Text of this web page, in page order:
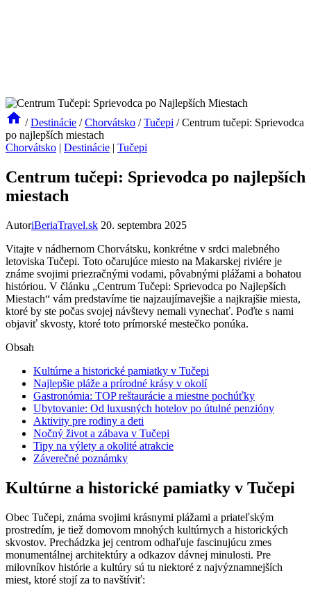
/ Destinácie / Chorvátsko / Tučepi / Centrum tučepi: Sprievodca
po najlepších miestach
Chorvátsko | Destinácie | Tučepi
Centrum tučepi: Sprievodca po najlepších
miestach
AutoriBeriaTravel.sk 20. septembra 2025
Vitajte v nádhernom Chorvátsku, konkrétne v srdci malebného
letoviska Tučepi. Toto očarujúce miesto na Makarskej riviére je
známe svojimi priezračnými vodami, pôvabnými plážami a bohatou
históriou. V článku „Centrum Tučepi: Sprievodca po Najlepších
Miestach“ vám predstavíme tie najzaujímavejšie a najkrajšie miesta,
ktoré by ste počas svojej návštevy nemali vynechať. Poďte s nami
objaviť skvosty, ktoré toto prímorské mestečko ponúka.
Obsah
Kultúrne a historické pamiatky v Tučepi
Najlepšie pláže a prírodné krásy v okolí
Gastronómia: TOP reštaurácie a miestne pochúťky
Ubytovanie: Od luxusných hotelov po útulné penzióny
Aktivity pre rodiny a deti
Nočný život a zábava v Tučepi
Tipy na výlety a okolité atrakcie
Záverečné poznámky
Kultúrne a historické pamiatky v Tučepi
Obec Tučepi, známa svojimi krásnymi plážami a priateľským
prostredím, je tiež domovom mnohých kultúrnych a historických
skvostov. Prechádzka jej centrom odhaľuje fascinujúcu zmes
monumentálnej architektúry a odkazov dávnej minulosti. Pre
milovníkov histórie a kultúry sú tu niektoré z najvýznamnejších
miest, ktoré stojí za to navštíviť: